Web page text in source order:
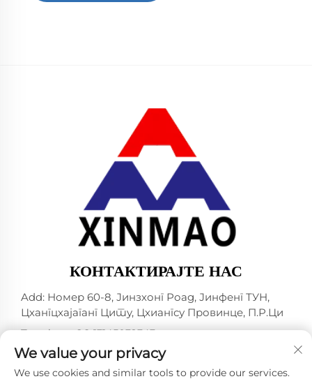
КОНТАКТИРАЈТЕ НАС
Add: Номер 60-8, Јинзхонг Роад, Јинфенг ТУН,
Цхангцхајаганг Цитy, Цхиангсу Провинцe, П.Р.Ци
Телефон:+86-13145032343
Е-маил:[email protected]
We value your privacy
We use cookies and similar tools to provide our services.